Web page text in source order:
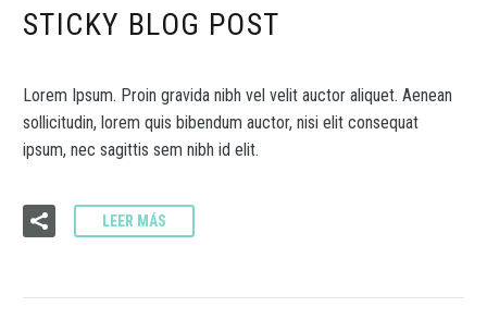
STICKY BLOG POST
Lorem Ipsum. Proin gravida nibh vel velit auctor aliquet. Aenean
sollicitudin, lorem quis bibendum auctor, nisi elit consequat
ipsum, nec sagittis sem nibh id elit.
LEER MÁS